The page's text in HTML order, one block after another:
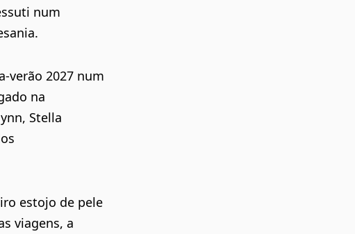
num
verão 2027num
na
Stella
estojo de pele
viagens, a